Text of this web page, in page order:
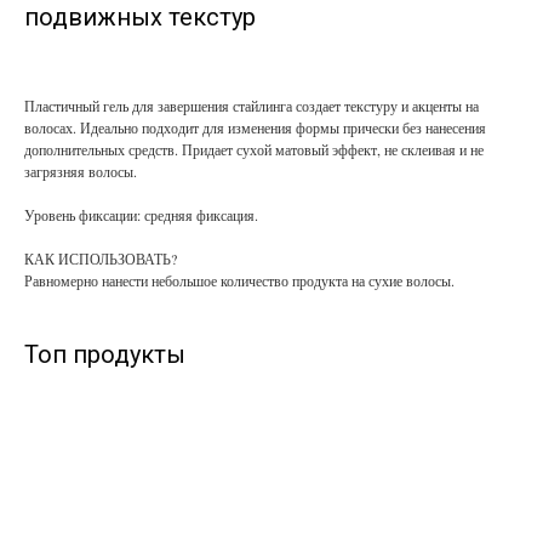
подвижных текстур
Пластичный гель для завершения стайлинга создает текстуру и акценты на
волосах. Идеально подходит для изменения формы прически без нанесения
дополнительных средств. Придает сухой матовый эффект, не склеивая и не
загрязняя волосы.
Уровень фиксации: средняя фиксация.
КАК ИСПОЛЬЗОВАТЬ?
Равномерно нанести небольшое количество продукта на сухие волосы.
Топ продукты